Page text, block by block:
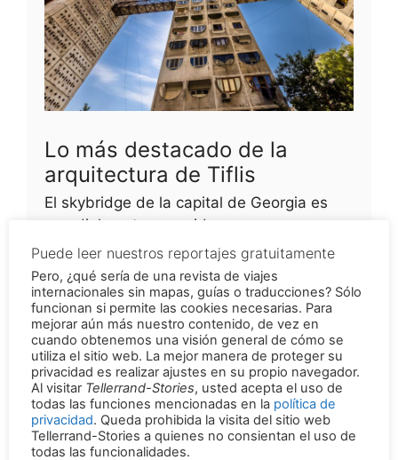
Lo más destacado de la
arquitectura de Tiflis
El skybridge de la capital de Georgia es
mundialmente conocido por sus
vertiginosos puentes de conexión, pero a
los lugareños les encanta por algo más
Puede leer nuestros reportajes gratuitamente
Pero, ¿qué sería de una revista de viajes
internacionales sin mapas, guías o traducciones? Sólo
funcionan si permite las cookies necesarias. Para
mejorar aún más nuestro contenido, de vez en
cuando obtenemos una visión general de cómo se
utiliza el sitio web. La mejor manera de proteger su
privacidad es realizar ajustes en su propio navegador.
Al visitarTellerrand-Stories, usted acepta el uso de
todas las funciones mencionadas en la